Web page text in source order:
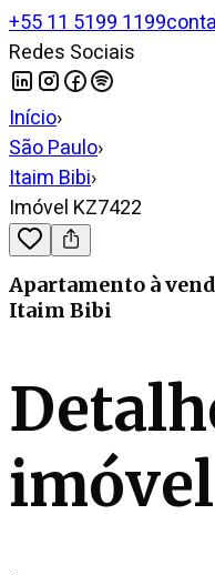
+55 11 5199 1199
Redes Sociais
Início›
São Paulo›
Itaim Bibi›
Imóvel KZ7422
Apartamento à
Itaim Bibi
imóvel